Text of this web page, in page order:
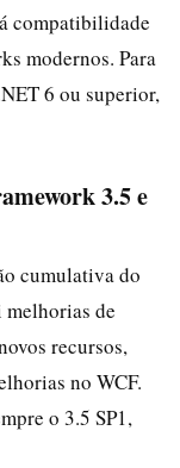
compatibilidade
modernos. Para
6 ou superior,
3.5 e
cumulativa do
de
recursos,
no WCF.
o 3.5 SP1,